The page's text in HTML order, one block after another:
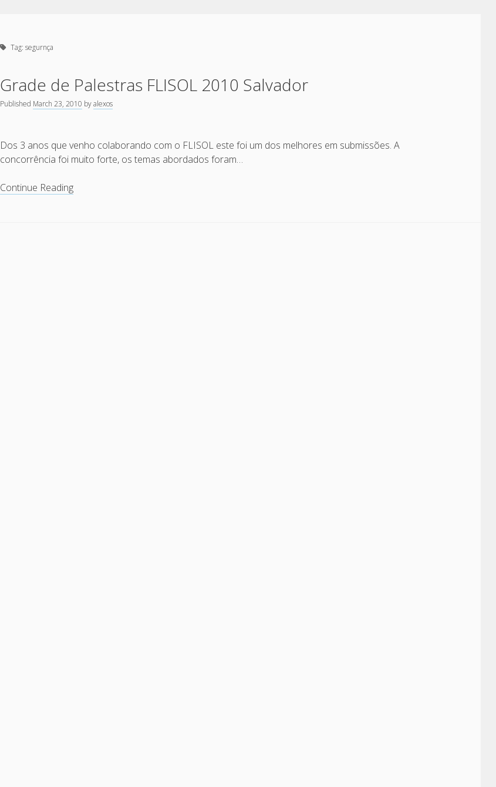
Tag:segurnça
Grade de Palestras FLISOL 2010 Salvador
Published March 23, 2010 byalexos
Dos 3 anos que venho colaborando com o FLISOL este foi um dos melhores em submissões. A
concorrência foi muito forte, os temas abordados foram…
Continue ReadingGrade